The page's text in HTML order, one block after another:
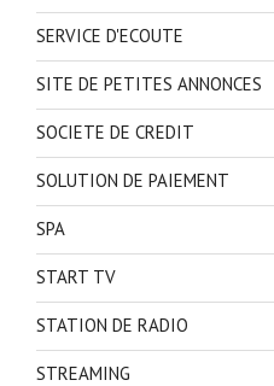
SERVICE D'ECOUTE
SITE DE PETITES ANNONCES
SOCIETE DE CREDIT
SOLUTION DE PAIEMENT
SPA
START TV
STATION DE RADIO
STREAMING